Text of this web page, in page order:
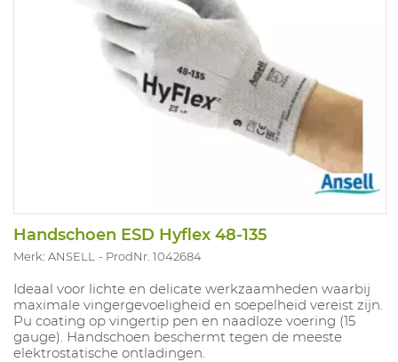
Handschoen ESD Hyflex 48-135
Merk: ANSELL ProdNr. 1042684
Ideaal voor lichte en delicate werkzaamheden waarbij
maximale vingergevoeligheid en soepelheid vereist zijn.
Pu coating op vingertip pen en naadloze voering (15
gauge). Handschoen beschermt tegen de meeste
elektrostatische ontladingen.